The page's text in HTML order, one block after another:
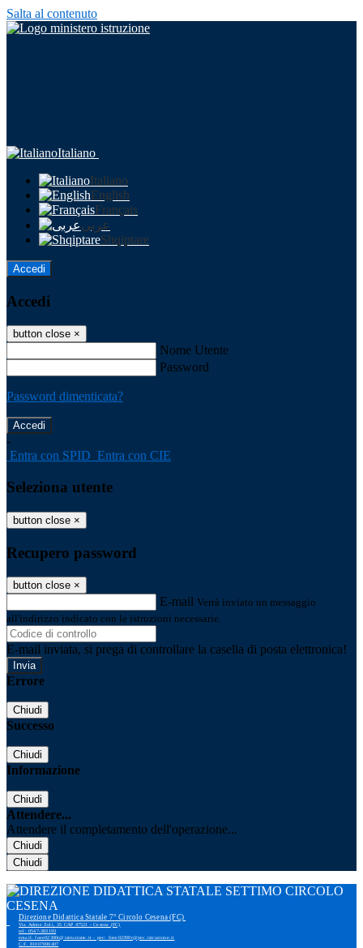
Salta al contenuto
Italiano
Italiano
English
Français
عربى
Shqiptare
Accedi
Accedi
button close ×
Nome Utente
Password
Password dimenticata?
-
Entra con SPID Entra con CIE
Seleziona utente
button close ×
Recupero password
button close ×
E-mail Verrà inviato un messaggio
all'indirizzo indicato con le istruzioni necessarie.
E-mail inviata, si prega di controllare la casella di posta elettronica!
Errore
Chiudi
Successo
Chiudi
Informazione
Chiudi
Attendere...
Attendere il completamento dell'operazione...
Chiudi
Chiudi
Direzione Didattica Statale 7° Circolo Cesena (FC)
Via Adone Zoli, 35 CAP 47521 - Cesena (FC)
tel: 0547-383193
email: foee02300r@istruzione.it - pec: foee02300r@pec.istruzione.it
C.F. 81007690407